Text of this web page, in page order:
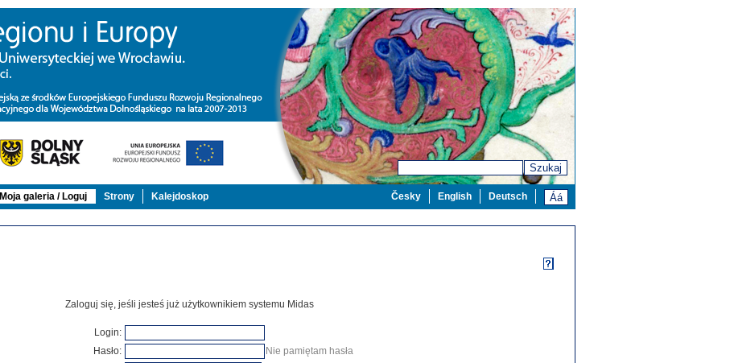
Szukaj
Moja galeria / Loguj Strony Kalejdoskop Deutsch
English
Česky
Zaloguj się, jeśli jesteś już użytkownikiem systemu Midas
Login:
Hasło:
Nie pamiętam hasła